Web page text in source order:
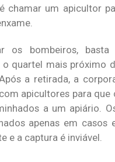
chamar um apicultor
os bombeiros, basta
o quartel mais próximo
a retirada, a
apicultores para que
a um apiário.
apenas em casos
e a captura é inviável.